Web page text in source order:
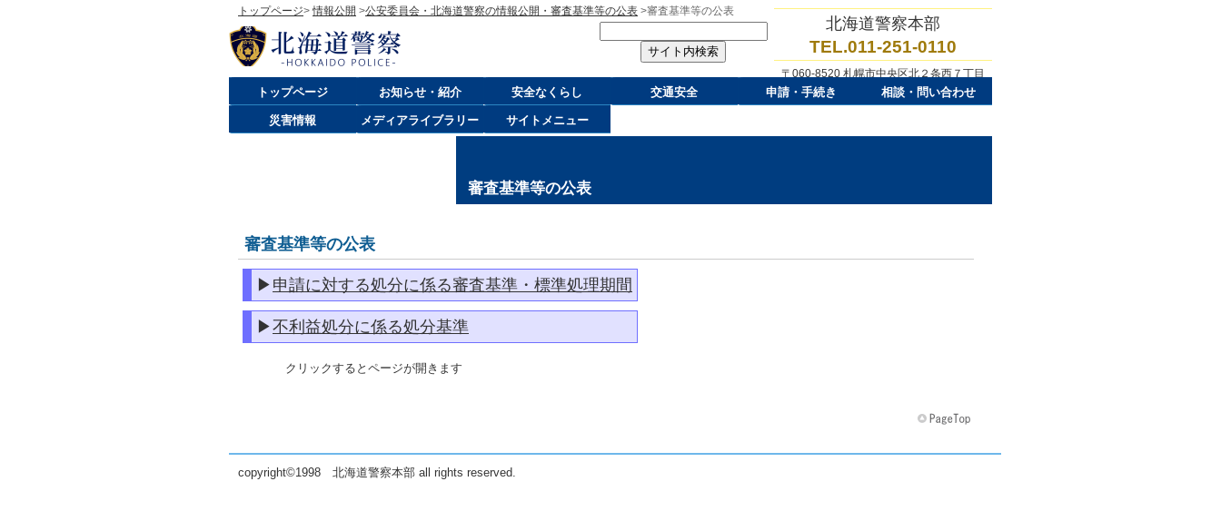
トップページ>情報公開 >公安委員会・北海道警察の情報公開・審査基準等の公表 >審査基準等の公表
北海道警察本部
TEL.011-251-0110
〒060-8520 札幌市中央区北２条西７丁目
審査基準等の公表
審査基準等の公表
▶ 申請に対する処分に係る審査基準・標準処理期間
▶不利益処分に係る処分基準
クリックするとページが開きます
トップページ お知らせ・紹介 安全なくらし 交通安全 申請・手続き 相談・問い合わせ
災害情報 メディアライブラリー サイトメニュー
copyright©1998 北海道警察本部 all rights reserved.